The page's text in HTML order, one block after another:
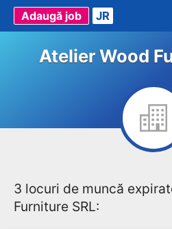
Adaugă job JR
Atelier Wood
3 locuri de muncă
Furniture SRL: